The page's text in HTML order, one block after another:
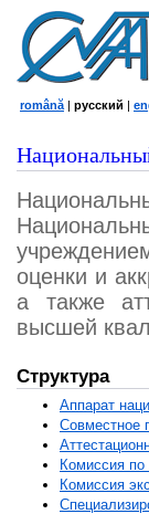
română | русский |
оценки и
а также
высшей
Структура
Аппарат
Совместное
Комиссия по
Комиссия